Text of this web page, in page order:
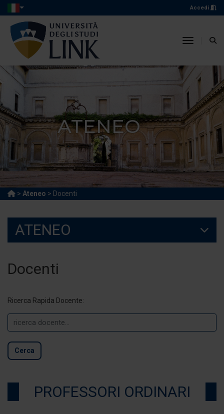
Accedi
toggle
ATENEO
> Ateneo > Docenti
ATENEO
Docenti
Ricerca Rapida Docente:
Cerca
PROFESSORI ORDINARI